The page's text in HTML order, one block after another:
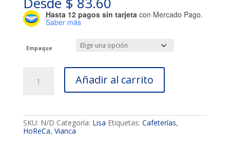
Hasta 12 pagos sin tarjetacon Mercado Pago.
Saber más
Empaque
sopera
Añadir al carrito
SKU: N/D Categoría: Lisa Etiquetas: Cafeterías,
HoReCa, Vianca